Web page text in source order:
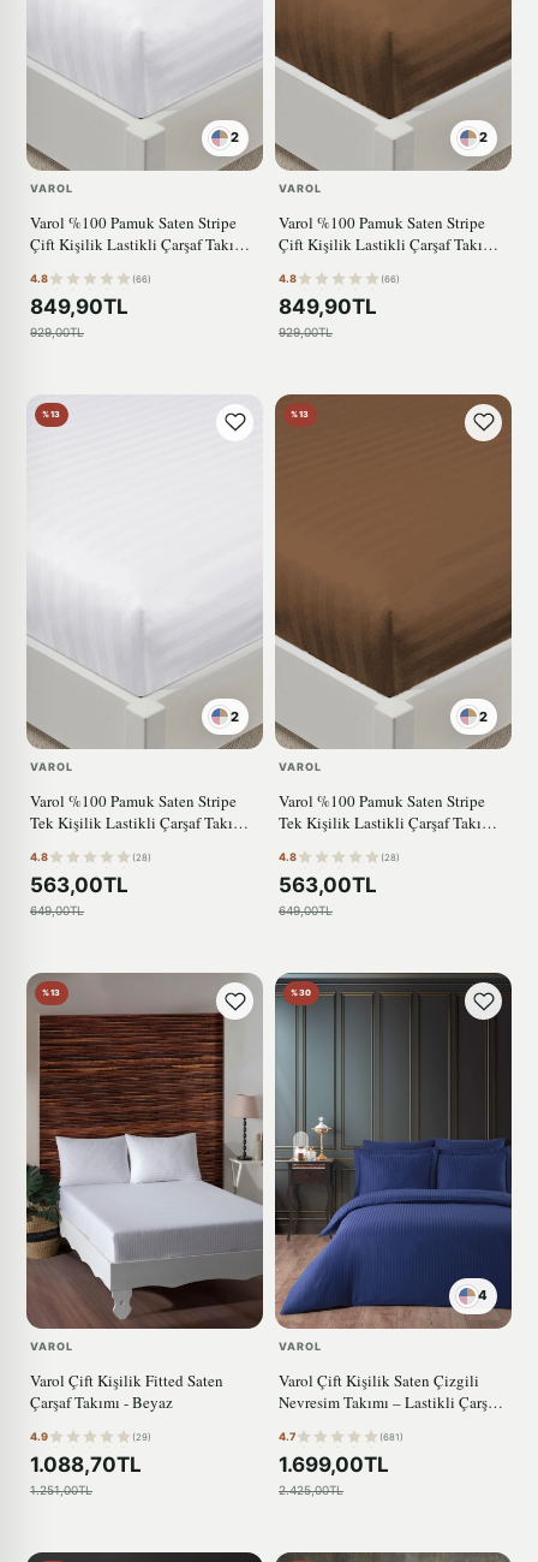
2
VAROL
Varol %100 Pamuk Saten Stripe
Çift Kişilik Lastikli Çarşaf Takımı
4.8 (66)
849,90TL
929,00TL
2
VAROL
Varol %100 Pamuk Saten Stripe
Çift Kişilik Lastikli Çarşaf Takımı
4.8 (66)
849,90TL
929,00TL
%13
2
VAROL
Varol %100 Pamuk Saten Stripe
Tek Kişilik Lastikli Çarşaf Takımı
4.8 (28)
563,00TL
649,00TL
%13
2
VAROL
Varol %100 Pamuk Saten Stripe
Tek Kişilik Lastikli Çarşaf Takımı
4.8 (28)
563,00TL
649,00TL
%13
VAROL
Varol Çift Kişilik Fitted Saten
Çarşaf Takımı - Beyaz
4.9 (29)
1.088,70TL
1.251,00TL
%30
4
VAROL
Varol Çift Kişilik Saten Çizgili
Nevresim Takımı – Lastikli Çarşaf,
LACİVERT
4.7 (681)
1.699,00TL
2.425,00TL